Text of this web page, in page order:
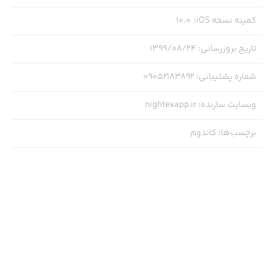
کمینه نسخه iOS :
10.0
تاریخ بروزرسانی: ۱۳۹۹/۰۸/۲۴
شماره پشتیبانی:
09052183892
وبسایت سازنده:
nightexapp.ir
برچسب‌ها: کاندوم